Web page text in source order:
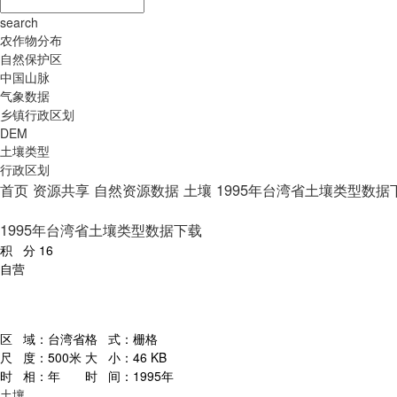
search
农作物分布
自然保护区
中国山脉
气象数据
乡镇行政区划
DEM
土壤类型
行政区划
首页 资源共享 自然资源数据 土壤 1995年台湾省土壤类型数据
1995年台湾省土壤类型数据下载
积 分 16
自营
区 域： 台湾省格 式： 栅格
尺 度： 500米 大 小： 46 KB
时 相： 年 时 间： 1995年